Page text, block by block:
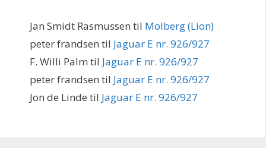
Jan Smidt Rasmussen til Molberg (Lion)
peter frandsen til Jaguar E nr. 926/927
F. Willi Palm til Jaguar E nr. 926/927
peter frandsen til Jaguar E nr. 926/927
Jon de Linde til Jaguar E nr. 926/927